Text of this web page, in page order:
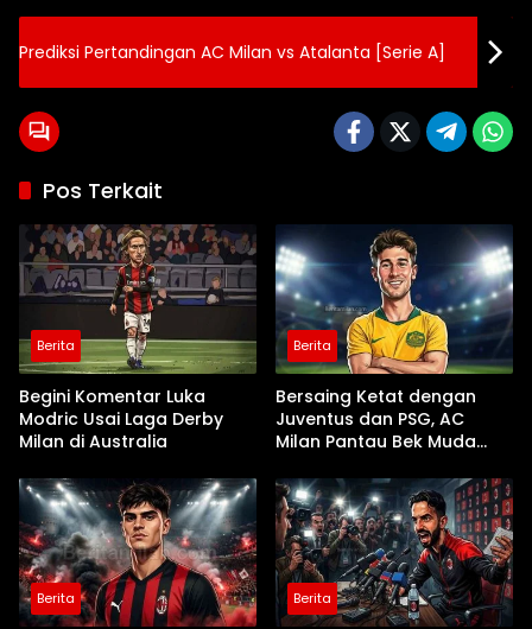
Prediksi Pertandingan AC Milan vs Atalanta [Serie A]
Pos Terkait
Berita
Begini Komentar Luka
Modric Usai Laga Derby
Milan di Australia
Berita
Bersaing Ketat dengan
Juventus dan PSG, AC
Milan Pantau Bek Muda
Berita Berita